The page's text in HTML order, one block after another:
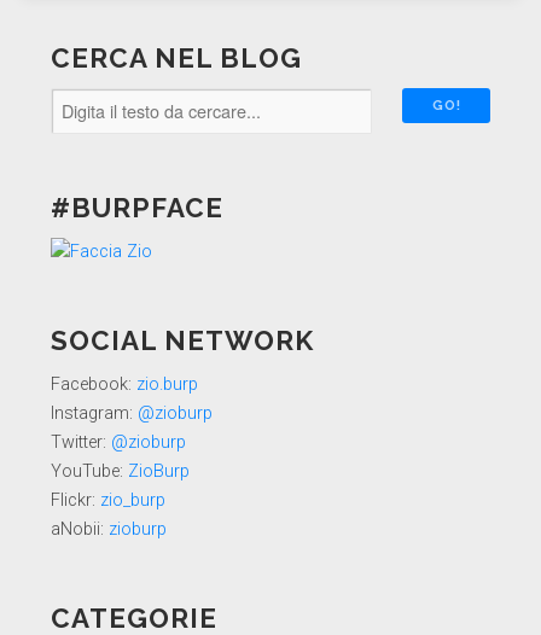
CERCA NEL BLOG
#BURPFACE
SOCIAL NETWORK
Facebook: zio.burp
Instagram: @zioburp
Twitter: @zioburp
YouTube: ZioBurp
Flickr: zio_burp
aNobii: zioburp
CATEGORIE